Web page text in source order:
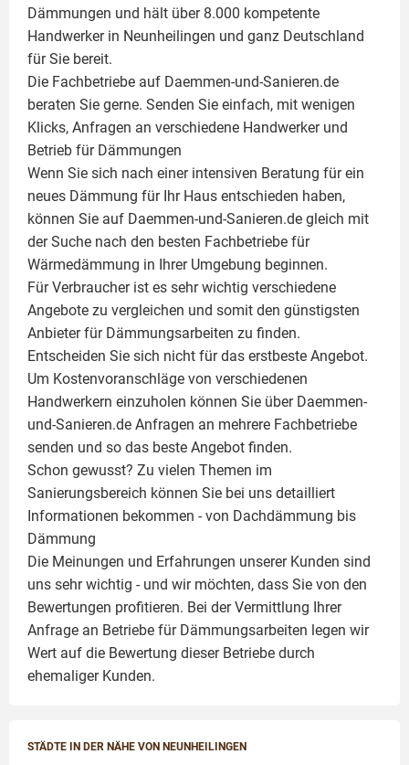
Dämmungen und hält über 8.000 kompetente
Handwerker in Neunheilingen und ganz Deutschland
für Sie bereit.
Die Fachbetriebe auf Daemmen-und-Sanieren.de
beraten Sie gerne. Senden Sie einfach, mit wenigen
Klicks, Anfragen an verschiedene Handwerker und
Betrieb für Dämmungen
Wenn Sie sich nach einer intensiven Beratung für ein
neues Dämmung für Ihr Haus entschieden haben,
können Sie auf Daemmen-und-Sanieren.de gleich mit
der Suche nach den besten Fachbetriebe für
Wärmedämmung in Ihrer Umgebung beginnen.
Für Verbraucher ist es sehr wichtig verschiedene
Angebote zu vergleichen und somit den günstigsten
Anbieter für Dämmungsarbeiten zu finden.
Entscheiden Sie sich nicht für das erstbeste Angebot.
Um Kostenvoranschläge von verschiedenen
Handwerkern einzuholen können Sie über Daemmen-
und-Sanieren.de Anfragen an mehrere Fachbetriebe
senden und so das beste Angebot finden.
Schon gewusst? Zu vielen Themen im
Sanierungsbereich können Sie bei uns detailliert
Informationen bekommen - von Dachdämmung bis
Dämmung
Die Meinungen und Erfahrungen unserer Kunden sind
uns sehr wichtig - und wir möchten, dass Sie von den
Bewertungen profitieren. Bei der Vermittlung Ihrer
Anfrage an Betriebe für Dämmungsarbeiten legen wir
Wert auf die Bewertung dieser Betriebe durch
ehemaliger Kunden.
STÄDTE IN DER NÄHE VON NEUNHEILINGEN